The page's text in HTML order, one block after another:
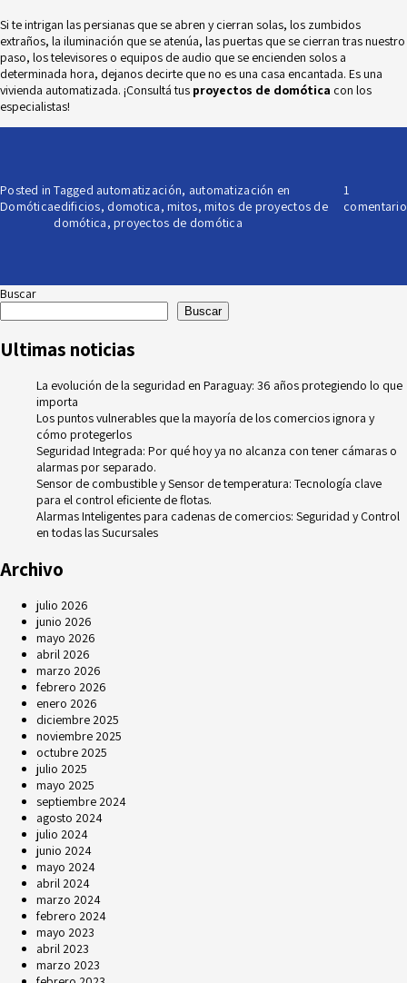
Si te intrigan las persianas que se abren y cierran solas, los zumbidos
extraños, la iluminación que se atenúa, las puertas que se cierran tras nuestro
paso, los televisores o equipos de audio que se encienden solos a
determinada hora, dejanos decirte que no es una casa encantada. Es una
vivienda automatizada. ¡Consultá tus proyectos de domótica con los
especialistas!
Posted in
Domótica
Tagged automatización, automatización en
edificios, domotica,mitos,mitos de proyectos de
domótica,proyectos de domótica
1
comentario
Buscar
Buscar
Ultimas noticias
La evolución de la seguridad en Paraguay: 36 años protegiendo lo que
importa
Los puntos vulnerables que la mayoría de los comercios ignora y
cómo protegerlos
Seguridad Integrada: Por qué hoy ya no alcanza con tener cámaras o
alarmas por separado.
Sensor de combustible y Sensor de temperatura: Tecnología clave
para el control eficiente de flotas.
Alarmas Inteligentes para cadenas de comercios: Seguridad y Control
en todas las Sucursales
Archivo
julio 2026
junio 2026
mayo 2026
abril 2026
marzo 2026
febrero 2026
enero 2026
diciembre 2025
noviembre 2025
octubre 2025
julio 2025
mayo 2025
septiembre 2024
agosto 2024
julio 2024
junio 2024
mayo 2024
abril 2024
marzo 2024
febrero 2024
mayo 2023
abril 2023
marzo 2023